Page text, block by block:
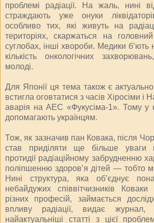
проблемі радіації. На жаль, нині
страждають уже онуки
особливо тих, які живуть на
територіях, скаржаться на
суглобах, інші хвороби. Медики б’ють
кількість онкологічних
молоді.
Для Японії ця тема також є
встигла оговтатися з часів Хіросіми і
аварія на АЕС «Фукусіма-1». Тому у
допомагають українцям.
Тож, як зазначив пан Ковака, після
став приділяти ще більше уваги
протидії радіаційному забрудненню
поліпшенню здоров’я дітей — тобто
Нині структура, яка об’єднує
небайдужих співвітчизників
різних професій, займається
впливу радіації, видає журнал,
найактуальніші статті з цієї